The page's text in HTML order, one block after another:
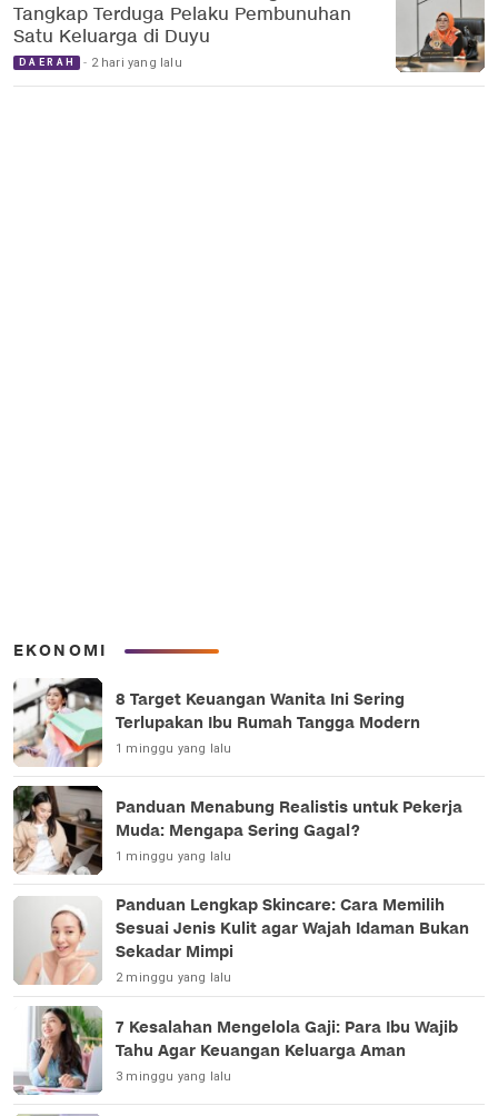
Tangkap Terduga Pelaku Pembunuhan
Satu Keluarga di Duyu
DAERAH 2 hari yang lalu
EKONOMI
8 Target Keuangan Wanita Ini Sering
Terlupakan Ibu Rumah Tangga Modern
1 minggu yang lalu
Panduan Menabung Realistis untuk Pekerja
Muda: Mengapa Sering Gagal?
1 minggu yang lalu
Panduan Lengkap Skincare: Cara Memilih
Sesuai Jenis Kulit agar Wajah Idaman Bukan
Sekadar Mimpi
2 minggu yang lalu
7 Kesalahan Mengelola Gaji: Para Ibu Wajib
Tahu Agar Keuangan Keluarga Aman
3 minggu yang lalu